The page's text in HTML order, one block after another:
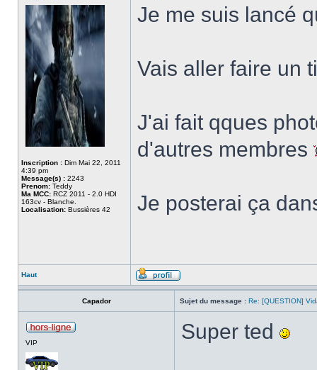
Inscription : Dim Mai 22, 2011
4:39 pm
Message(s) : 2243
Prenom: Teddy
Ma MCC: RCZ 2011 - 2.0 HDI
163cv - Blanche.
Localisation: Bussières 42
Je me suis lancé
Vais aller faire un
J'ai fait qques
d'autres membres
Je posterai ça
Haut
Capador Sujet du message : Re: [QUESTION]
VIP Super ted